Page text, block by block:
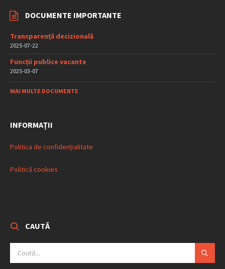
DOCUMENTE IMPORTANTE
Transparență decizională
2025-07-22
Funcții publice vacante
2025-03-07
MAI MULTE DOCUMENTE
INFORMAȚII
Politica de confidențialitate
Politică cookies
CAUTĂ